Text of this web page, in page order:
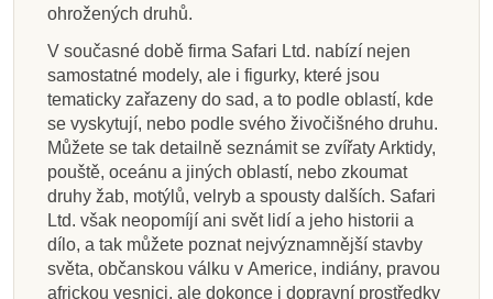
ohrožených druhů.
V současné době firma Safari Ltd. nabízí nejen
samostatné modely, ale i figurky, které jsou
tematicky zařazeny do sad, a to podle oblastí, kde
se vyskytují, nebo podle svého živočišného druhu.
Můžete se tak detailně seznámit se zvířaty Arktidy,
pouště, oceánu a jiných oblastí, nebo zkoumat
druhy žab, motýlů, velryb a spousty dalších. Safari
Ltd. však neopomíjí ani svět lidí a jeho historii a
dílo, a tak můžete poznat nejvýznamnější stavby
světa, občanskou válku v Americe, indiány, pravou
africkou vesnici, ale dokonce i dopravní prostředky